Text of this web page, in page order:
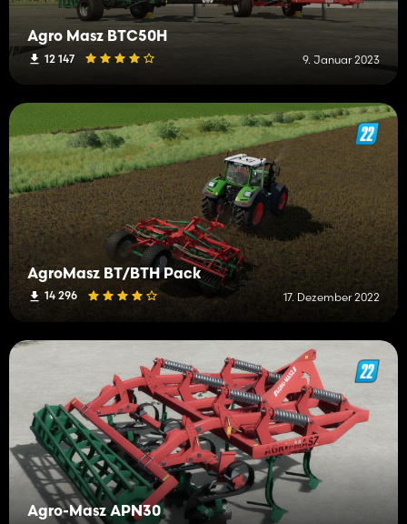
Agro Masz BTC50H
12 147 9. Januar 2023
AgroMasz BT/BTH Pack
14 296 17. Dezember 2022
Agro-Masz APN30